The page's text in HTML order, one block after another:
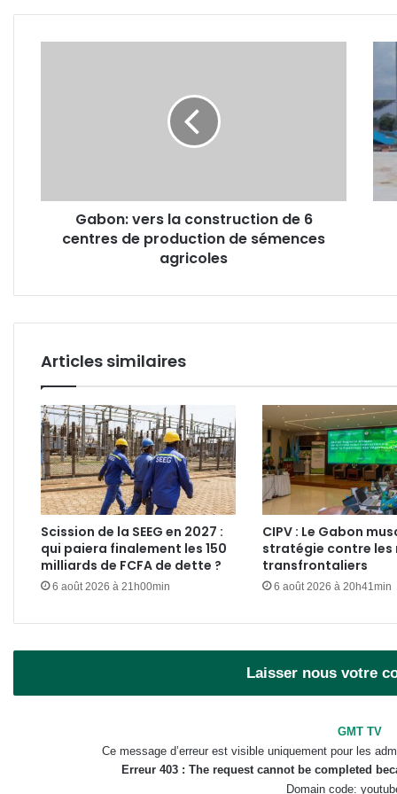
et dynamique de
transformation
production
sémences
Gabon: vers la construction de 6
centres de production de sémences
agricoles
faute
de
sur
le
Articles similaires
Scission de la SEEG en 2027 :
qui paiera finalement les 150
milliards de FCFA de dette ?
6 août 2026 à 21h00min
CIPV : Le Gabon
stratégie contre les
transfrontaliers
6 août 2026 à 20h41min
Laisser nous votre
GMT TV
Ce message d’erreur est visible uniquement pour les
Erreur 403 : The request cannot be completed
Domain code: